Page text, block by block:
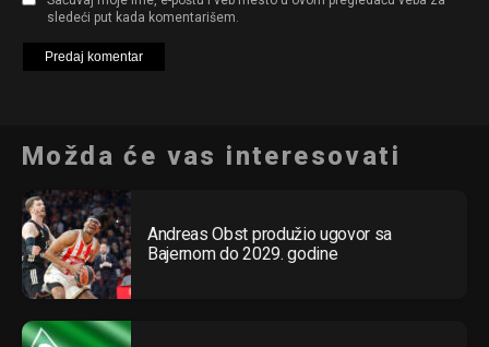
sledeći put kada komentarišem.
Možda će vas interesovati
Andreas Obst produžio ugovor sa
Bajernom do 2029. godine